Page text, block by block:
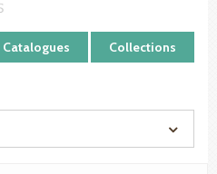
Catalogues Collections